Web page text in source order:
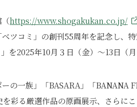
https://www.shogakukan.co.jp/
ベツコミ」の創刊55周年を記念し
を2025年10月３日（金）〜13日（
の一族」「BASARA」「BANANA
を彩る厳選作品の原画展示、さらに